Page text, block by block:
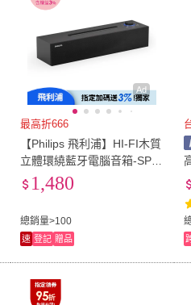
Ad
最高折666
【Philips 飛利浦】HI-FI木質
立體環繞藍牙電腦音箱-SPA3
818
總銷量>100
1,480
速 登記 贈品
航